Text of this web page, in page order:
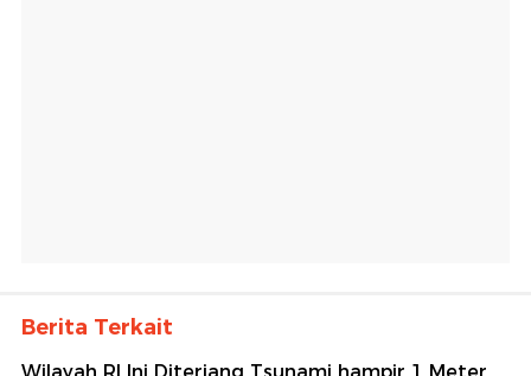
Berita Terkait
Wilayah RI Ini Diterjang Tsunami hampir 1 Meter